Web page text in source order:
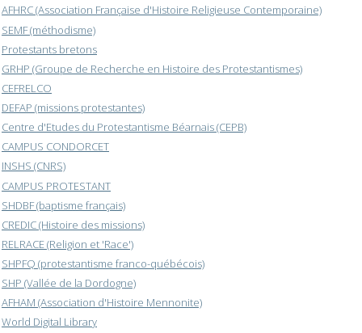
AFHRC (Association Française d'Histoire Religieuse Contemporaine)
SEMF (méthodisme)
Protestants bretons
GRHP (Groupe de Recherche en Histoire des Protestantismes)
CEFRELCO
DEFAP (missions protestantes)
Centre d'Etudes du Protestantisme Béarnais (CEPB)
CAMPUS CONDORCET
INSHS (CNRS)
CAMPUS PROTESTANT
SHDBF (baptisme français)
CREDIC (Histoire des missions)
RELRACE (Religion et 'Race')
SHPFQ (protestantisme franco-québécois)
SHP (Vallée de la Dordogne)
AFHAM (Association d'Histoire Mennonite)
World Digital Library